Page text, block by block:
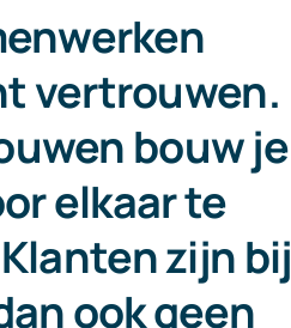
vertrouwen.
bouw je
elkaar te
zijn bij
ook geen